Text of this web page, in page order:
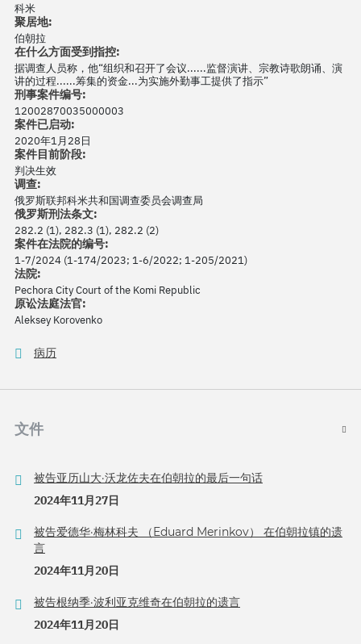
科米
聚居地:
伯朝拉
在什么方面受到指控:
据调查人员称，他“组织和召开了会议......监督演讲、宗教诗歌朗诵、演
讲的过程......筹集的资金...为实施外勤事工提供了指示”
刑事案件编号:
12002870035000003
案件已启动:
2020年1月28日
案件目前阶段:
判决生效
调查:
俄罗斯联邦科米共和国调查委员会调查局
俄罗斯刑法条文:
282.2 (1), 282.3 (1), 282.2 (2)
案件在法院的编号:
1-7/2024 (1-174/2023; 1-6/2022; 1-205/2021)
法院:
Pechora City Court of the Komi Republic
原讼法庭法官:
Aleksey Korovenko
病历
文件
被告亚历山大·沃龙佐夫在伯朝拉的最后一句话
2024年11月27日
被告爱德华·梅林科夫 （Eduard Merinkov） 在伯朝拉镇的遗
言
2024年11月20日
被告根纳季·波利亚克维奇在伯朝拉的遗言
2024年11月20日